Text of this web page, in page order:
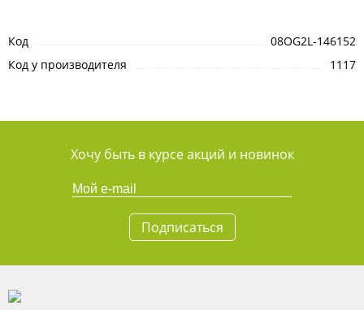
Код
08OG2L-146152
Код у производителя
1117
Хочу быть в курсе акций и новинок
Подписаться